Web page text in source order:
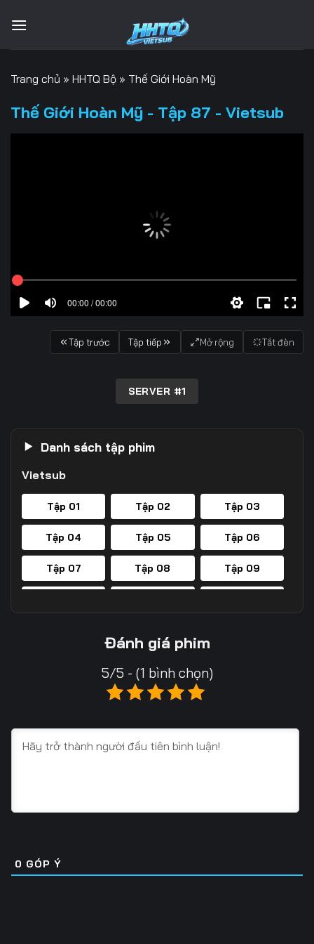
qua
Trang chủ » HHTQ Bộ » Thế Giới Hoàn Mỹ
Thế Giới Hoàn Mỹ - Tập 87 - Vietsub
00:00 / 00:00
Tập trước Tập tiếp Mở rộng Tắt đèn
SERVER #1
Danh sách tập phim
Vietsub
Tập 01 Tập 02 Tập 03
Tập 04 Tập 05 Tập 06
Tập 07 Tập 08 Tập 09
Tập 20
Tập 25 Tập 26
Tập 31 Tập 32 Tập 33
Tập 37 Tập 38 Tập 39
Đánh giá phim
5/5 - (1 bình chọn)
0 GÓP Ý